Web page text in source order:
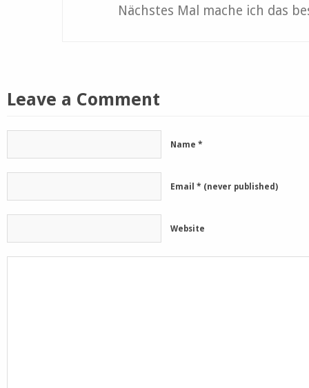
Nächstes Mal mache ich das
Leave a Comment
Name *
Email * (never published)
Website